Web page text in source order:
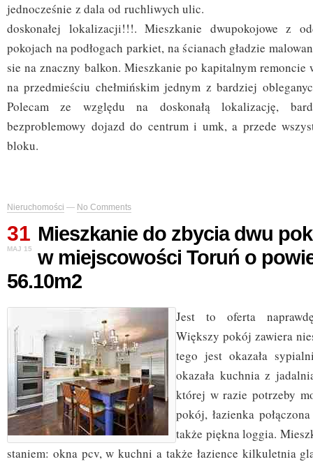
jednocześnie z dala od ruchliwych
doskonałej lokalizacji!!!. Mieszkanie dwupokojowe z
pokojach na podłogach parkiet, na ścianach gładzie
sie na znaczny balkon. Mieszkanie po kapitalnym remoncie
na przedmieściu chełmińskim jednym z bardziej
Polecam ze względu na doskonałą lokalizację,
bezproblemowy dojazd do centrum i umk, a przede
bloku.
Nieruchomości — No Comments
31
MAJ 15
Mieszkanie do zbycia dwu
w miejscowości Toruń o
56.10m2
Jest to oferta
Większy pokój zawiera
tego jest okazała
okazała kuchnia z
której w razie potrzeby
pokój, łazienka
także piękna loggia.
staniem: okna pcv, w kuchni a także łazience kilkuletnia